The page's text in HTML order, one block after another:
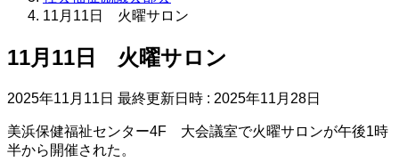
11月11日 火曜サロン
11月11日 火曜サロン
2025年11月11日 最終更新日時 : 2025年11月28日
美浜保健福祉センター4F 大会議室で火曜サロンが午後1時
半から開催された。